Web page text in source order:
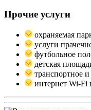
Прочие услуги
охраняемая
услуги
футбольное
детская
транспортное
интернет Wi-Fi